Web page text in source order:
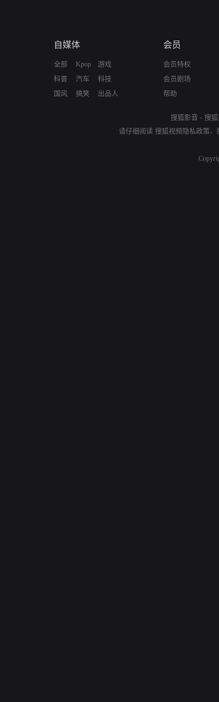
自媒体
全部
科普
国风
Kpop
汽车
搞笑
游戏
科技
出品人
会员
会员特权
会员剧场
帮助
搜狐影音 - 搜
请仔细阅读 搜狐视频隐私政策、